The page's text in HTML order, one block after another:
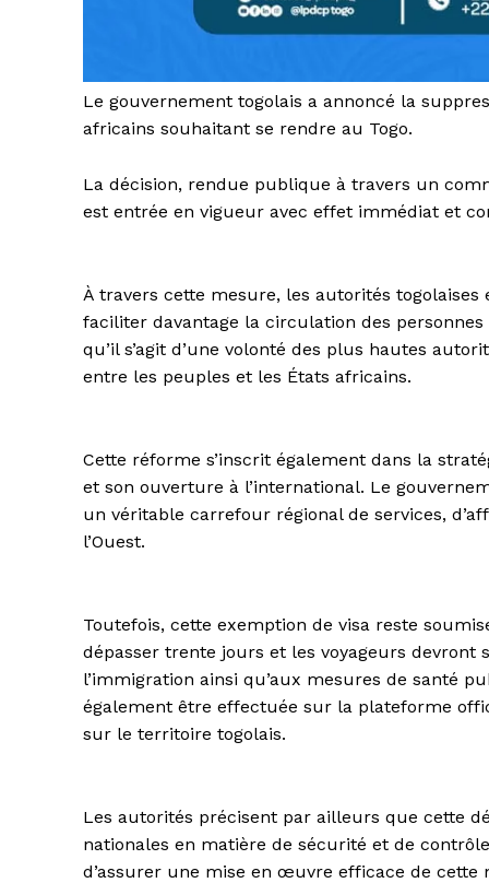
Le gouvernement togolais a annoncé la
africains souhaitant se rendre au Togo.
La décision, rendue publique à travers un
est entrée en vigueur avec effet immédiat et
À travers cette mesure, les autorités
faciliter davantage la circulation des
qu’il s’agit d’une volonté des plus hautes
entre les peuples et les États africains.
Cette réforme s’inscrit également dans la
et son ouverture à l’international. Le
un véritable carrefour régional de services,
l’Ouest.
Toutefois, cette exemption de visa reste
dépasser trente jours et les voyageurs devront
l’immigration ainsi qu’aux mesures de santé
également être effectuée sur la plateforme
sur le territoire togolais.
Les autorités précisent par ailleurs que cette
nationales en matière de sécurité et de
d’assurer une mise en œuvre efficace de cette